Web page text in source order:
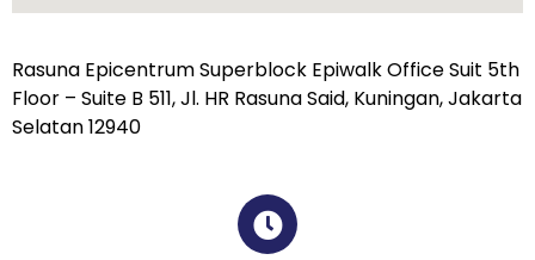
Rasuna Epicentrum Superblock Epiwalk Office Suit 5th
Floor – Suite B 511, Jl. HR Rasuna Said, Kuningan, Jakarta
Selatan 12940